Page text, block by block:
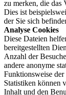
zu merken, die das
Dies ist
der Sie sich
Analyse Cookies
Diese Dateien
bereitgestellten
Anzahl der
andere anonyme
Funktionsweise der
Statistiken können
Inhalt und den